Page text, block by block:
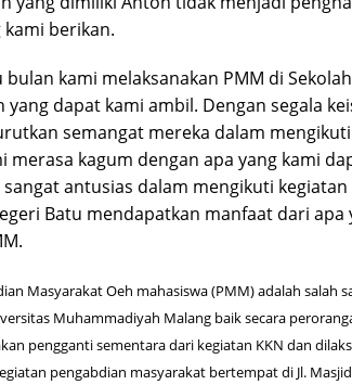
berikan.
bulan kami melaksanakan PMM di
yang dapat kami ambil. Dengan segala
semangat mereka dalam
merasa kagum dengan apa yang kami
antusias dalam mengikuti
Batu mendapatkan manfaat dari
Masyarakat Oeh mahasiswa (PMM) adalah salah
Muhammadiyah Malang baik secara
pengganti sementara dari kegiatan KKN dan
pengabdian masyarakat bertempat di Jl.